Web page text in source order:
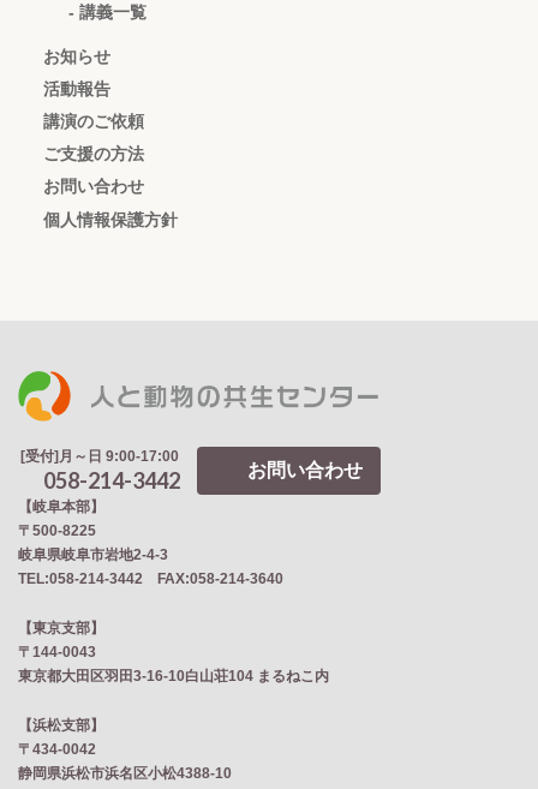
- 講義一覧
お知らせ
活動報告
講演のご依頼
ご支援の方法
お問い合わせ
個人情報保護方針
[受付]月～日 9:00-17:00
058-214-3442 お問い合わせ
【岐阜本部】
〒500-8225
岐阜県岐阜市岩地2‐4‐3
TEL:058-214-3442 FAX:058-214-3640
【東京支部】
〒144-0043
東京都大田区羽田3-16-10白山荘104 まるねこ内
【浜松支部】
〒434-0042
静岡県浜松市浜名区小松4388-10